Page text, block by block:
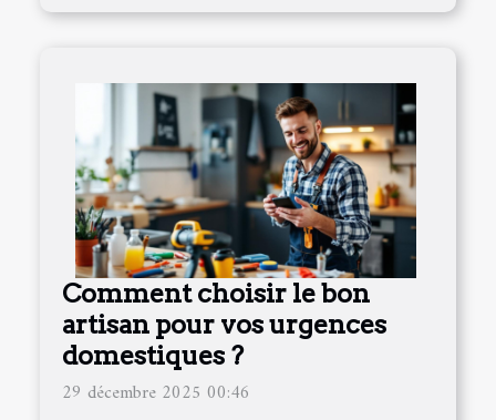
Comment choisir le bon
artisan pour vos urgences
domestiques ?
29 décembre 2025 00:46